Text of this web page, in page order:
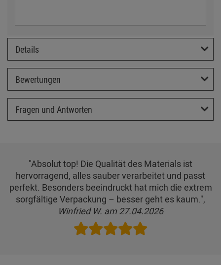
Details
Bewertungen
Fragen und Antworten
"Absolut top! Die Qualität des Materials ist
hervorragend, alles sauber verarbeitet und passt
perfekt. Besonders beeindruckt hat mich die extrem
sorgfältige Verpackung – besser geht es kaum.",
Winfried W. am 27.04.2026